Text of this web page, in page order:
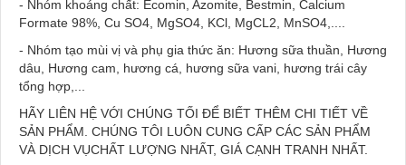
- Nhóm khoáng chất: Ecomin, Azomite, Bestmin, Calcium
Formate 98%, Cu SO4, MgSO4, KCl, MgCL2, MnSO4,....
- Nhóm tạo mùi vị và phụ gia thức ăn: Hương sữa thuần, Hương
dâu, Hương cam, hương cá, hương sữa vani, hương trái cây
tổng hợp,...
HÃY LIÊN HỆ VỚI CHÚNG TỐI ĐỂ BIẾT THÊM CHI TIẾT VỀ
SẢN PHẨM. CHÚNG TÔI LUÔN CUNG CẤP CÁC SẢN PHẨM
VÀ DỊCH VỤCHẤT LƯỢNG NHẤT, GIÁ CẠNH TRANH NHẤT.